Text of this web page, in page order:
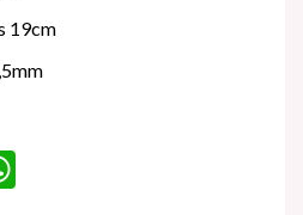
19cm
WhatsApp